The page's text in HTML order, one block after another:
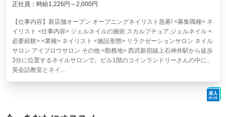
正社員：時給1,226円～2,000円
【仕事内容】新店舗オープン オープニングネイリスト急募! <募集職種> ネ
イリスト <仕事内容> ジェルネイルの施術 スカルプチュア,ジェルネイル <
必要経験> <業種> ネイリスト <施設形態> リラクゼーションサロン ネイル
サロン アイブロウサロン その他 <勤務地> 西武新宿線上石神井駅から徒歩
3分に位置するネイルサロンで。ビル1階のコインランドリーさんの中に、
英会話教室とネイ...